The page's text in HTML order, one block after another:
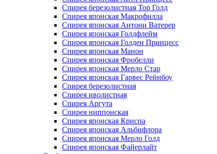
Спирея березолистная Тор Голд
Спирея японская Макрофилла
Спирея японская Антони Ватерер
Спирея японская Голдфлейм
Спирея японская Голден Принцесс
Спирея японская Манон
Спирея японская Фробелли
Спирея японская Мерло Стар
Спирея японская Гарвес Рейнбоу
Спирея березолистная
Спирея иволистная
Спирея Аргута
Спирея ниппонская
Спирея японская Криспа
Спирея японская Альбифлора
Спирея японская Мерло Голд
Спирея японская Файерлайт